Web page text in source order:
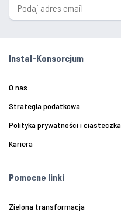
Instal-Konsorcjum
O nas
Strategia podatkowa
Polityka prywatności i ciasteczka
Kariera
Pomocne linki
Zielona transformacja